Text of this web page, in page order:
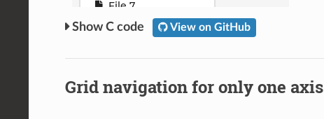
C code View on GitHub
Grid navigation for only one axis